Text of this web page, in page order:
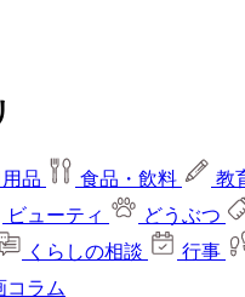
品 食品・飲料 教
ビューティ どうぶつ
くらしの相談 行事
コラム